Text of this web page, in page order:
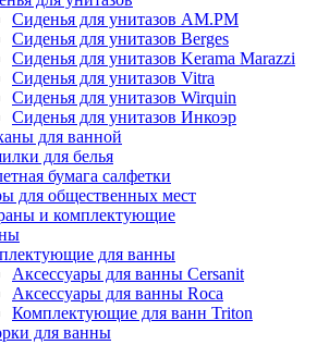
Сиденья для унитазов AM.PM
Сиденья для унитазов Berges
Сиденья для унитазов Kerama Marazzi
Сиденья для унитазов Vitra
Сиденья для унитазов Wirquin
Сиденья для унитазов Инкоэр
для ванной
для белья
бумага салфетки
для общественных мест
и комплектующие
для ванны
Аксессуары для ванны Cersanit
Аксессуары для ванны Roca
Комплектующие для ванн Triton
для ванны